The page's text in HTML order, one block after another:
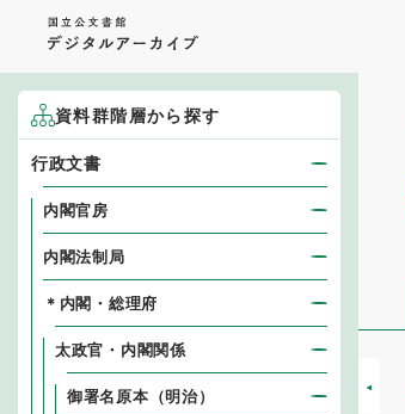
資料群階層から探す
行政文書
内閣官房
内閣法制局
＊内閣・総理府
太政官・内閣関係
御署名原本（明治）